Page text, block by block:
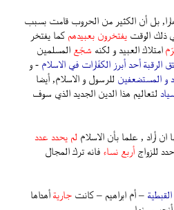
بل أن الكثير من الحروب قامت بسبب
ذلك الوقت يفتخرون بعبيدهم كما يفتخر
امتلاك العبيد و لكنه شجّع المسلمين
الرقبة أحد أبرز الكفّارات في الاسلام - و
و المستضعفين للرسول و الاسلام, أيضا
لتعاليم هذا الدين الجديد الذي سوف
ان أراد , علما بأن الاسلام لم يحدد عدد
للزواج أربع نساء فانه ترك المجال
– أم ابراهيم – كانت جاريةأهداها